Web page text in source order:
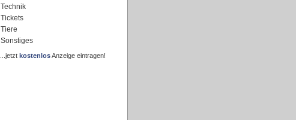
Technik
Tickets
Tiere
Sonstiges
...jetzt kostenlosAnzeige eintragen!